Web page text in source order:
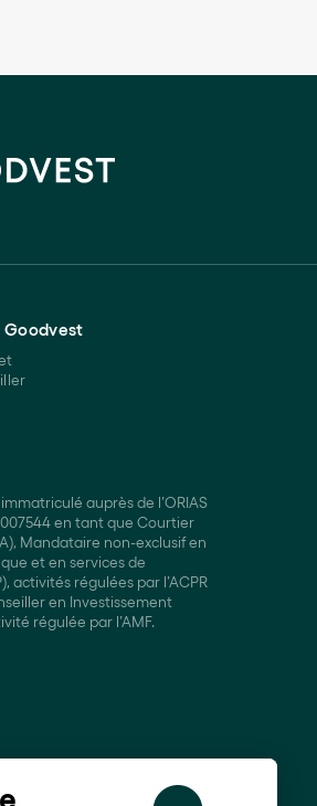
auprès de l’ORIAS
en tant que Courtier
Mandataire non-exclusif en
et en services de
activités régulées par l’ACPR
en Investissement
régulée par l’AMF.